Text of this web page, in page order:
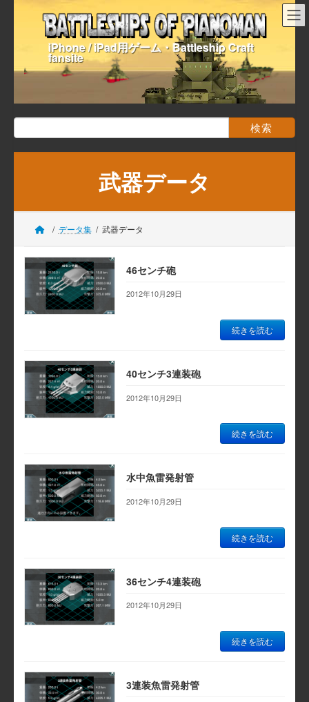
へ
キ
ッ
ョ
に
移
iPhone / iPad用ゲーム・Battleship Craft
fansite
検
索:
武器データ
データ集 武器データ
46センチ砲
2012年10月29日
続きを読む
40センチ3連装砲
2012年10月29日
続きを読む
水中魚雷発射管
2012年10月29日
続きを読む
36センチ4連装砲
2012年10月29日
続きを読む
3連装魚雷発射管